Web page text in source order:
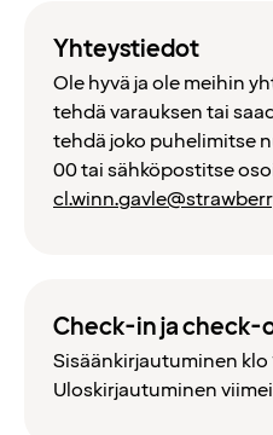
Yhteystiedot
Ole hyvä ja ole meihin
tehdä varauksen tai
tehdä joko puhelimitse
00 tai sähköpostitse
Check-in ja check-
Sisäänkirjautuminen klo
Uloskirjautuminen